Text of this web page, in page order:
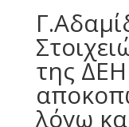
της
λόγω